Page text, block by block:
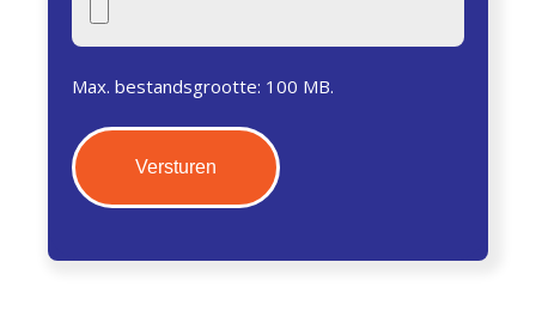
Max. bestandsgrootte: 100 MB.